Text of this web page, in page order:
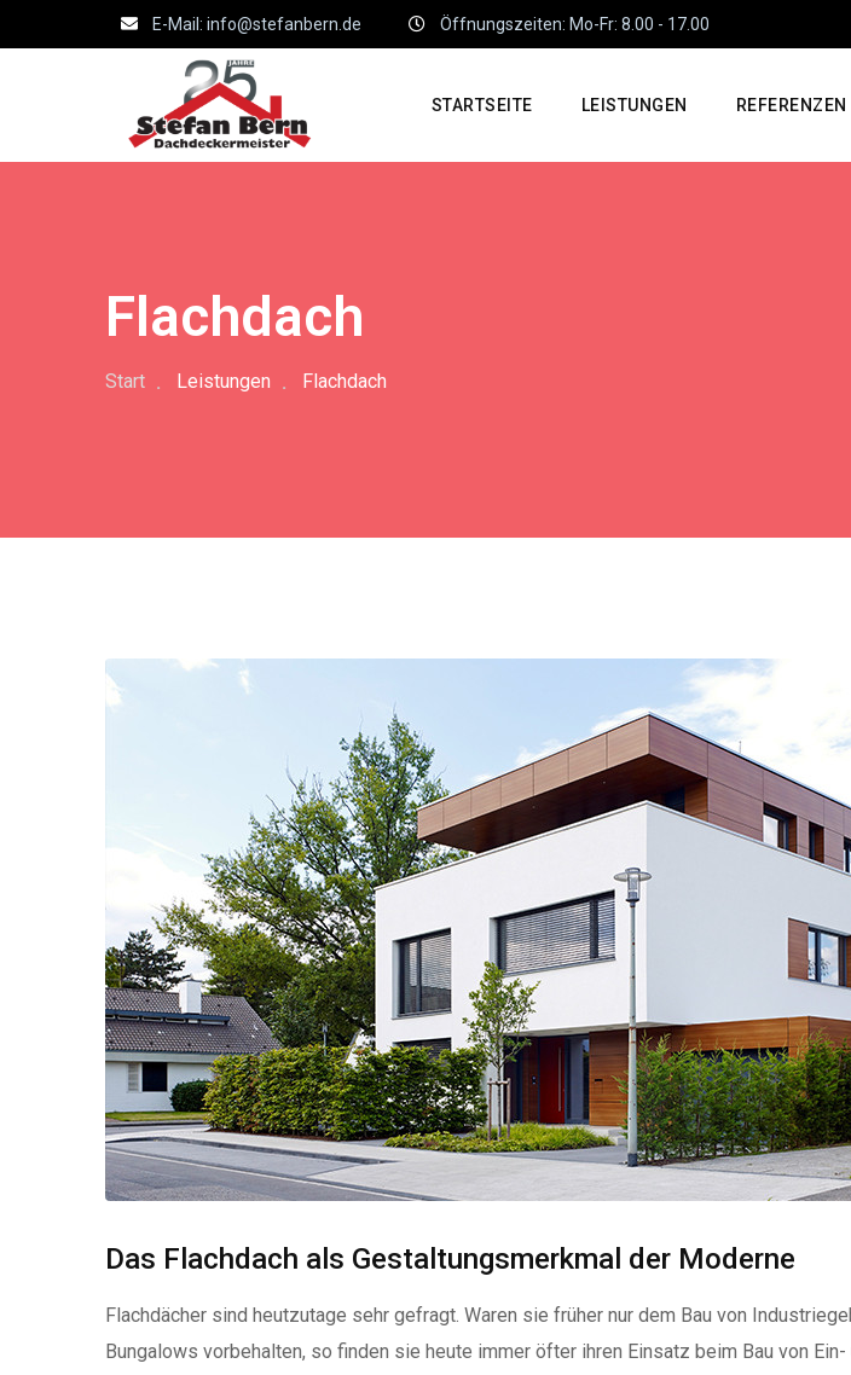
E-Mail: info@stefanbern.de Öffnungszeiten: Mo-Fr: 8.00 - 17.00
STARTSEITE LEISTUNGEN REFERENZEN
Flachdach
Start Leistungen Flachdach
Das Flachdach als Gestaltungsmerkmal der Moderne
Flachdächer sind heutzutage sehr gefragt. Waren sie früher nur dem Bau von
Bungalows vorbehalten, so finden sie heute immer öfter ihren Einsatz beim Bau von Ein-